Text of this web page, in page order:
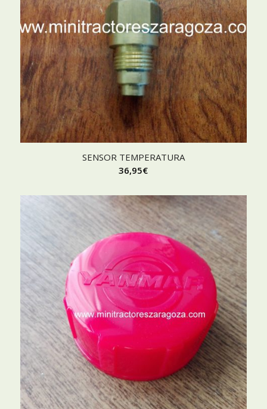
SENSOR TEMPERATURA
36,95€